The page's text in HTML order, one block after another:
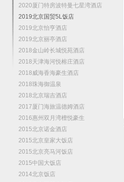
2020厦门特房波特曼七星湾酒店
2019北京国贸5L饭店
2019北京怡亨酒店
2019北京丽亭酒店
2018金山岭长城悦苑酒店
2018天津海河悦榕庄酒店
2018威海香海豪生酒店
2018珠海御温泉
2018北京瑞吉酒店
2017厦门海旅温德姆酒店
2016惠州双月湾檀悦豪生
2015北京诺金酒店
2015北京皇家大饭店
2015北京亮马河饭店
2015中国大饭店
2014北京饭店